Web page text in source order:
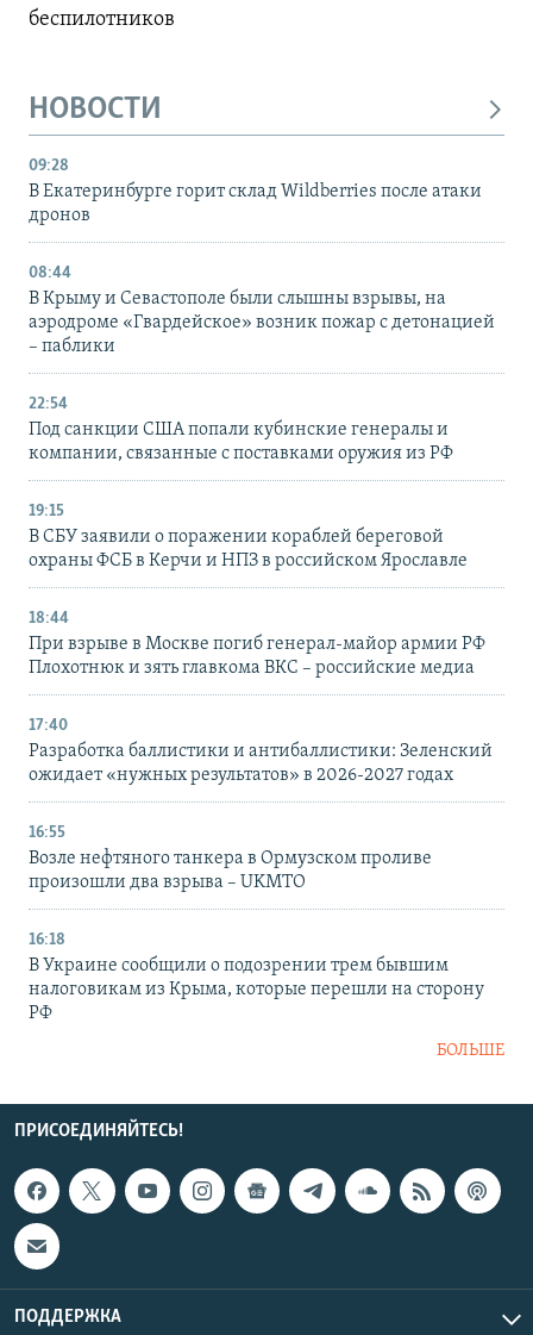
беспилотников
НОВОСТИ
09:28
В Екатеринбурге горит склад Wildberries после атаки
дронов
08:44
В Крыму и Севастополе были слышны взрывы, на
аэродроме «Гвардейское» возник пожар с детонацией
– паблики
22:54
Под санкции США попали кубинские генералы и
компании, связанные с поставками оружия из РФ
19:15
В СБУ заявили о поражении кораблей береговой
охраны ФСБ в Керчи и НПЗ в российском Ярославле
18:44
При взрыве в Москве погиб генерал-майор армии РФ
Плохотнюк и зять главкома ВКС – российские медиа
17:40
Разработка баллистики и антибаллистики: Зеленский
ожидает «нужных результатов» в 2026-2027 годах
16:55
Возле нефтяного танкера в Ормузском проливе
произошли два взрыва – UKMTO
16:18
В Украине сообщили о подозрении трем бывшим
налоговикам из Крыма, которые перешли на сторону
РФ
БОЛЬШЕ
ПРИСОЕДИНЯЙТЕСЬ!
ПОДДЕРЖКА